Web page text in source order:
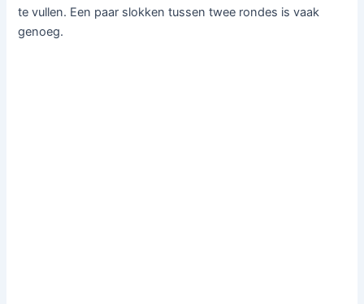
te vullen. Een paar slokken tussen twee rondes is vaak
genoeg.